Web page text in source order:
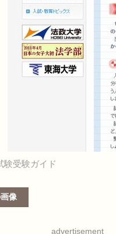
験受験ガイド
像
advertisement